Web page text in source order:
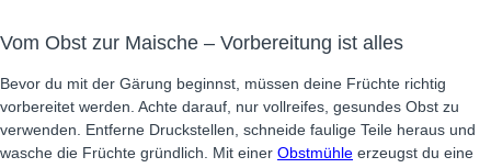
Vom Obst zur Maische – Vorbereitung ist alles
Bevor du mit der Gärung beginnst, müssen deine Früchte richtig
vorbereitet werden. Achte darauf, nur vollreifes, gesundes Obst zu
verwenden. Entferne Druckstellen, schneide faulige Teile heraus und
wasche die Früchte gründlich. Mit einer Obstmühle erzeugst du eine